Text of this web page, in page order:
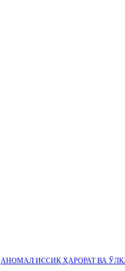
АНОМАЛ ИССИҚ ҲАРОРАТ ВА